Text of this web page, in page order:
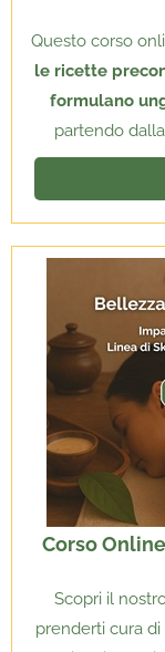
Questo corso
le ricette
formulano
partendo
Corso
Scopri il
prenderti cura